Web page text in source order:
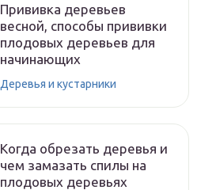
Прививка деревьев
весной, способы прививки
плодовых деревьев для
начинающих
Деревья и кустарники
Когда обрезать деревья и
чем замазать спилы на
плодовых деревьях